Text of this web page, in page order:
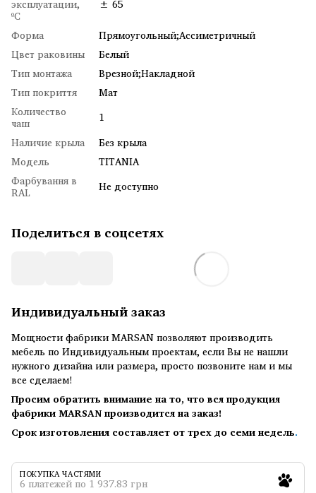
эксплуатации,
ºC
± 65
Форма
Прямоугольный;Ассиметричный
Цвет раковины
Белый
Тип монтажа
Врезной;Накладной
Тип покриття
Мат
Количество
чаш
1
Наличие крыла
Без крыла
Модель
TITANIA
Фарбування в
RAL Не доступно
Поделиться в соцсетях
Индивидуальный заказ
Мощности фабрики MARSAN позволяют производить
мебель по Индивидуальным проектам, если Вы не нашли
нужного дизайна или размера, просто позвоните нам и мы
все сделаем!
Просим обратить внимание на то, что вся продукция
фабрики MARSAN производится на заказ!
Срок изготовления составляет от трех до семи недель.
ПОКУПКА ЧАСТЯМИ
6 платежей по 1 937.83 грн